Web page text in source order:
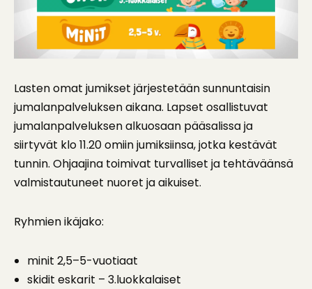
Lasten omat jumikset järjestetään sunnuntaisin
jumalanpalveluksen aikana. Lapset osallistuvat
jumalanpalveluksen alkuosaan pääsalissa ja
siirtyvät klo 11.20 omiin jumiksiinsa, jotka kestävät
tunnin. Ohjaajina toimivat turvalliset ja tehtäväänsä
valmistautuneet nuoret ja aikuiset.
Ryhmien ikäjako:
minit 2,5–5-vuotiaat
skidit eskarit – 3.luokkalaiset